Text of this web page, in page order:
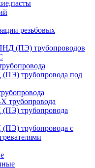
резьбовых
(ПЭ) трубопроводов
трубопровода под
трубопровода
трубопровода
трубопровода с